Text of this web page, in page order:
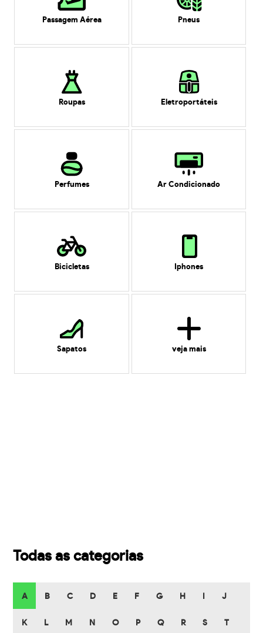
Passagem Aérea Pneus
Roupas Eletroportáteis
Perfumes Ar Condicionado
Bicicletas Iphones
Sapatos veja mais
Todas as categorias
A B C D E F G H J
K L M N O P Q R S T